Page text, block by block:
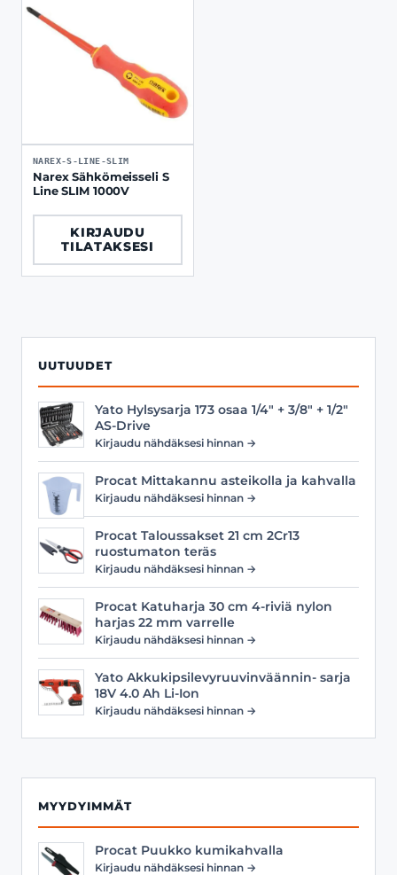
UUTUUDET
Yato Hylsysarja 173 osaa 1/4" + 3/8" + 1/2"
AS-Drive
Kirjaudu nähdäksesi hinnan →
Procat Mittakannu asteikolla ja kahvalla
Kirjaudu nähdäksesi hinnan →
Procat Taloussakset 21 cm 2Cr13
ruostumaton teräs
Kirjaudu nähdäksesi hinnan →
Procat Katuharja 30 cm 4-riviä nylon
harjas 22 mm varrelle
Kirjaudu nähdäksesi hinnan →
Yato Akkukipsilevyruuvinväännin- sarja
18V 4.0 Ah Li-Ion
Kirjaudu nähdäksesi hinnan →
MYYDYIMMÄT
Procat Puukko kumikahvalla
Kirjaudu nähdäksesi hinnan →
NAREX-S-LINE-SLIM
Narex Sähkömeisseli S
Line SLIM 1000V
KIRJAUDU
TILATAKSESI